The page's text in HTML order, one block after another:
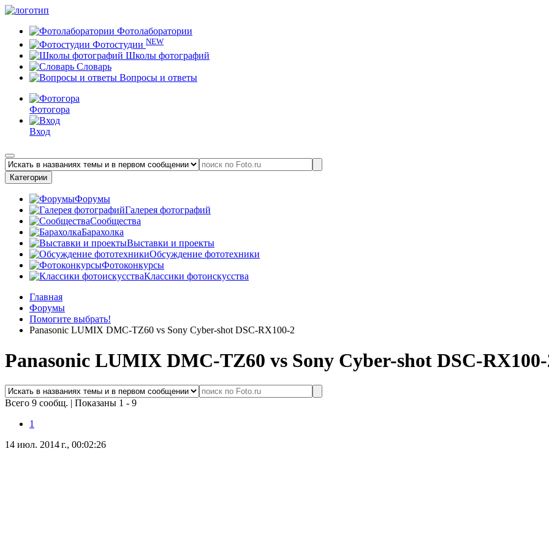
Фотолаборатории
Фотостудии NEW
Школы фотографий
Словарь
Вопросы и ответы
Фотогора
Вход
Категории
Форумы
Галерея фотографий
Сообщества
Барахолка
Выставки и проекты
Обсуждение фототехники
Фотоконкурсы
Классики фотоискусства
Главная
Форумы
Помогите выбрать!
Panasonic LUMIX DMC-TZ60 vs Sony Cyber-shot DSC-RX100-2
Panasonic LUMIX DMC-TZ60 vs Sony Cyber-shot DSC-
Всего 9 сообщ. | Показаны 1 - 9
1
14 июл. 2014 г., 00:02:26